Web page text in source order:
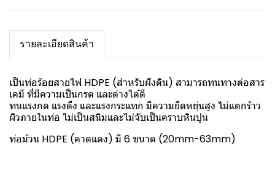
รายละเอียดสินค้า
เป็นท่อร้อยสายไฟ HDPE (สำหรับฝังดิน) สามารถทนทางต่อสาร
เคมี ที่มีความเป็นกรด และด่างได้ดี
ทนแรงกด แรงดึง และแรงกระแทก มีความยืดหยุ่นสูง ไม่แตกร้าว
ผิวภายในท่อ ไม่เป็นสนิมและไม่จับเป็นคราบหินปูน
ท่อม้วน HDPE (คาดแดง) มี 6 ขนาด (20mm-63mm)